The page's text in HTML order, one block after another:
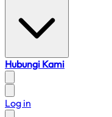
Hubungi Kami
Log in